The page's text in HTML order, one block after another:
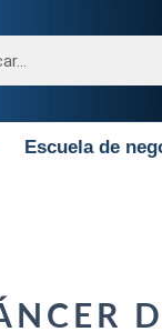
Escuela de